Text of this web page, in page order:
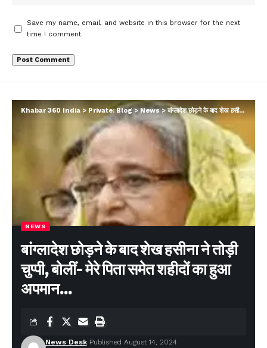
Save my name, email, and website in this browser for the next
time I comment.
Khabar 360 India > Private: Blog>News>बांग्लादेश छोड़ने के बाद शेख हसीना ने तोड़ी चुप्पी, बोलीं- मेरे पिता समेत शहीदों का हुआ अपमान…
NEWS
बांग्लादेश छोड़ने के बाद शेख हसीना ने तोड़ी
चुप्पी, बोलीं- मेरे पिता समेत शहीदों का हुआ
अपमान…
News Desk Published August 14, 2024